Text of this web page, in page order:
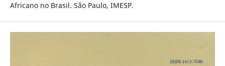
Africano no Brasil. São Paulo, IMESP.